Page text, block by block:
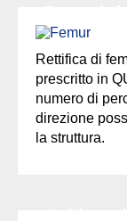
Rettifica di
prescritto in
numero di
direzione
la struttura.